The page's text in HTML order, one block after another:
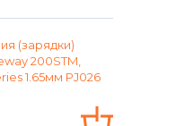
(зарядки)
200STM,
1.65мм PJ026